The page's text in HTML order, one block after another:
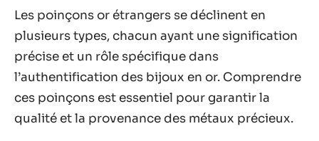
Les poinçons or étrangers se déclinent en
plusieurs types, chacun ayant une signification
précise et un rôle spécifique dans
l’authentification des bijoux en or. Comprendre
ces poinçons est essentiel pour garantir la
qualité et la provenance des métaux précieux.